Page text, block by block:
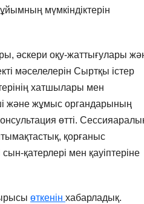
мүмкіндіктерін
әскери оқу-жаттығулары
мәселелерін Сыртқы істер
хатшылары мен
және жұмыс органдарының
өтті.
қорғаныс
қатерлері мен қауіптеріне
өткенін хабарладық.